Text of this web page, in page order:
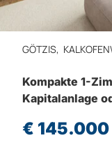
GÖTZIS,
Kompakte 1-
Kapitalanlage
€ 145.000